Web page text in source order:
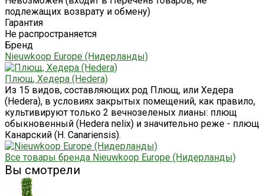
подлежащих возврату и обмену)
Гарантия
Не распространяется
Бренд
Nieuwkoop Europe (Нидерланды)
Плющ, Хедера (Hedera)
Из 15 видов, составляющих род Плющ, или Хедера
(Hedera), в условиях закрытых помещений, как правило,
культивируют только 2 вечнозеленых лианы: плющ
обыкновенный (Hedera nelix) и значительно реже - плющ
Канарский (Н. Canariensis).
Все товары бренда Nieuwkoop Europe (Нидерланды)
Вы смотрели